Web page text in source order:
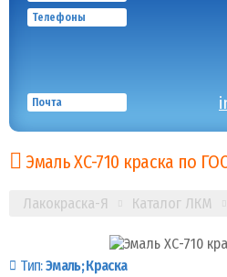
Телефоны
Почта
Эмаль ХС-710 краска по
Лакокраска-Я Каталог ЛКМ
Тип:Эмаль Краска